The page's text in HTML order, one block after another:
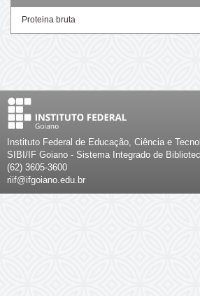
Proteina bruta
Instituto Federal de Educação, Ciência e
SIBI/IF Goiano - Sistema Integrado de
(62) 3605-3600
riif@ifgoiano.edu.br